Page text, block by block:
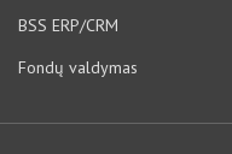
BSS ERP/CRM
Fondų valdymas